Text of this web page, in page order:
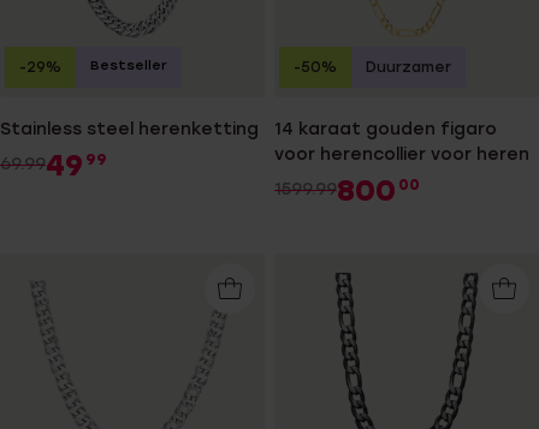
Stainless steel herenketting
69.9949 99
-29% Bestseller
14 karaat gouden figaro
voor herencollier voor heren
1599.99800 00
-50% Duurzamer